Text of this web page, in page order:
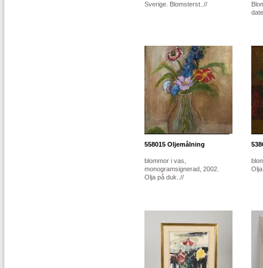
Sverige. Blomsterst..//
558015 Oljemålning
blommor i vas,
monogramsignerad, 2002.
Olja på duk..//